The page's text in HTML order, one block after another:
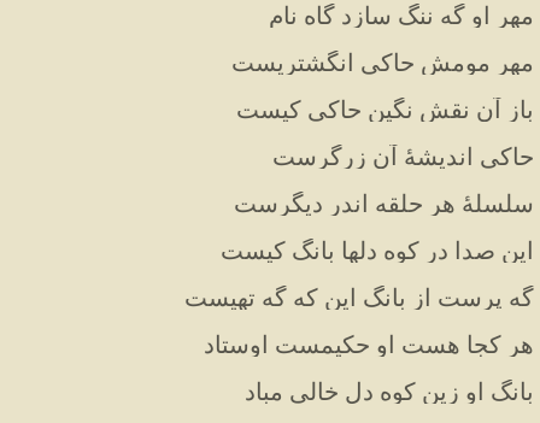
مهر او گه ننگ سازد گاه نام
مهر مومش حاکی انگشتریست
باز آن نقش نگین حاکی کیست
حاکی اندیشهٔ آن زرگرست
سلسلهٔ هر حلقه اندر دیگرست
این صدا در کوه دلها بانگ کیست
گه پرست از بانگ این که گه تهیست
هر کجا هست او حکیمست اوستاد
بانگ او زین کوه دل خالی مباد